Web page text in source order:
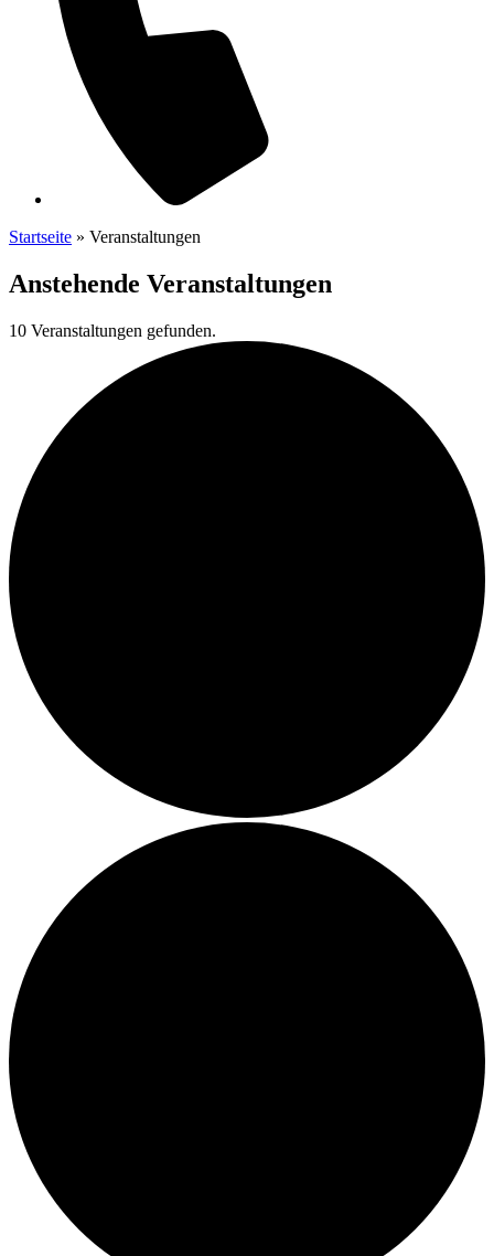
Startseite » Veranstaltungen
Anstehende Veranstaltungen
10 Veranstaltungen gefunden.